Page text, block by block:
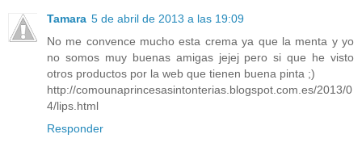
Tamara 5 de abril de 2013 a las 19:09
No me convence mucho esta crema ya que la menta y yo
no somos muy buenas amigas jejej pero si que he visto
otros productos por la web que tienen buena pinta ;)
http://comounaprincesasintonterias.blogspot.com.es/2013/0
4/lips.html
Responder